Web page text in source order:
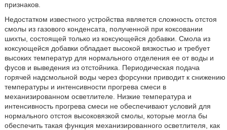
признаков.
Недостатком известного устройства является сложность отстоя
смолы из газового конденсата, полученной при коксовании
шихты, состоящей только из коксующейся добавки. Смола из
коксующейся добавки обладает высокой вязкостью и требует
высоких температур для нормального отделения ее от воды и
фусов и выведения из отстойника. Периодическая подача
горячей надсмольной воды через форсунки приводит к снижению
температуры и интенсивности прогрева смеси в
механизированном осветлителе. Низкие температура и
интенсивность прогрева смеси не обеспечивают условий для
нормального отстоя высоковязкой смолы, которые могла бы
обеспечить такая функция механизированного осветлителя, как